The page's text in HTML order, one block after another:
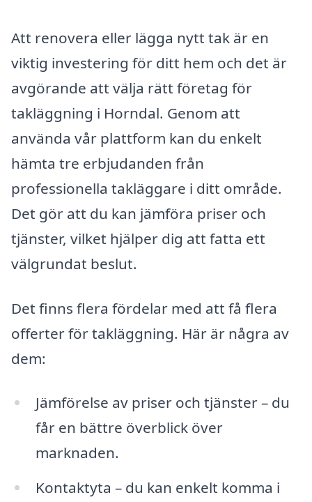
Att renovera eller lägga nytt tak är en
viktig investering för ditt hem och det är
avgörande att välja rätt företag för
takläggning i Horndal. Genom att
använda vår plattform kan du enkelt
hämta tre erbjudanden från
professionella takläggare i ditt område.
Det gör att du kan jämföra priser och
tjänster, vilket hjälper dig att fatta ett
välgrundat beslut.
Det finns flera fördelar med att få flera
offerter för takläggning. Här är några av
dem:
Jämförelse av priser och tjänster – du
får en bättre överblick över
marknaden.
Kontaktyta – du kan enkelt komma i